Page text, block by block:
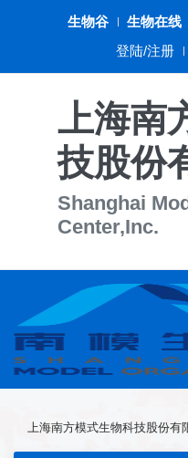
生物谷 生物在线
登陆/注册
上海南
技股份
Shanghai
Center,Inc.
上海南方模式生物科技股份有